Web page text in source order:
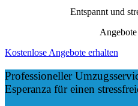
Entspannt und
Kostenlose Angebote erhalten
Professioneller
Esperanza für einen